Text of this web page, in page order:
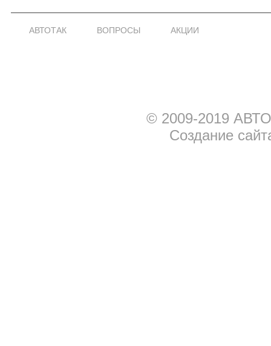
АВТОТАК ВОПРОСЫ АКЦИИ
© 2009-2019
Создание